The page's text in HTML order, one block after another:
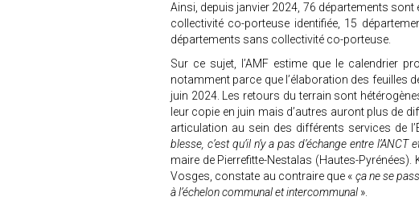
Ainsi, depuis janvier 2024, 76 départements
collectivité co-porteuse identifiée, 15
départements sans collectivité co-porteuse.
Sur ce sujet, l’AMF estime que le calendrier
notamment parce que l’élaboration des feuilles
juin 2024. Les retours du terrain sont
leur copie en juin mais d’autres auront plus de
articulation au sein des différents services de
blesse, c’est qu’il n’y a pas d’échange entre l’ANCT
maire de Pierrefitte-Nestalas (Hautes-
Vosges, constate au contraire que « ça ne se
à l’échelon communal et intercommunal ».